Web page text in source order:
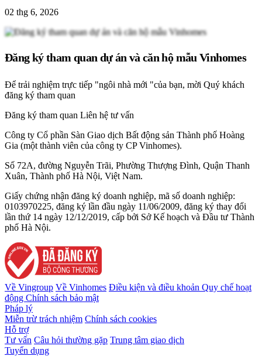
02 thg 6, 2026
Đăng ký tham quan dự án và căn hộ mẫu Vinhomes
Để trải nghiệm trực tiếp "ngôi nhà mới "của bạn, mời Quý khách
đăng ký tham quan
Đăng ký tham quan Liên hệ tư vấn
Công ty Cổ phần Sàn Giao dịch Bất động sản Thành phố Hoàng
Gia (một thành viên của công ty CP Vinhomes).
Số 72A, đường Nguyễn Trãi, Phường Thượng Đình, Quận Thanh
Xuân, Thành phố Hà Nội, Việt Nam.
Giấy chứng nhận đăng ký doanh nghiệp, mã số doanh nghiệp:
0103970225, đăng ký lần đầu ngày 11/06/2009, đăng ký thay đổi
lần thứ 14 ngày 12/12/2019, cấp bởi Sở Kế hoạch và Đầu tư Thành
phố Hà Nội.
Về Vingroup Về Vinhomes Điều kiện và điều khoản Quy chế hoạt
động Chính sách bảo mật
Pháp lý
Miễn trừ trách nhiệm Chính sách cookies
Hỗ trợ
Tư vấn Câu hỏi thường gặp Trung tâm giao dịch
Tuyển dụng